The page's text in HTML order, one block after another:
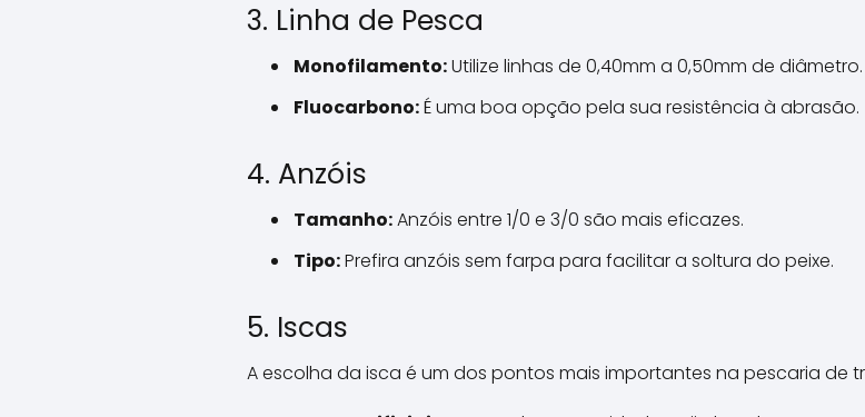
3. Linha de Pesca
Monofilamento:Utilize linhas de 0,40mm a 0,50mm de diâmetro.
Fluocarbono:É uma boa opção pela sua resistência à abrasão.
4. Anzóis
Tamanho:Anzóis entre 1/0 e 3/0 são mais eficazes.
Tipo:Prefira anzóis sem farpa para facilitar a soltura do peixe.
5. Iscas
A escolha da isca é um dos pontos mais importantes na pescaria de